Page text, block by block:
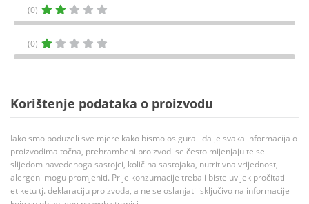
(0)
(0)
Korištenje podataka o proizvodu
Iako smo poduzeli sve mjere kako bismo osigurali da je svaka informacija o
proizvodima točna, prehrambeni proizvodi se često mijenjaju te se
slijedom navedenoga sastojci, količina sastojaka, nutritivna vrijednost,
alergeni mogu promjeniti. Prije konzumacije trebali biste uvijek pročitati
etiketu tj. deklaraciju proizvoda, a ne se oslanjati isključivo na informacije